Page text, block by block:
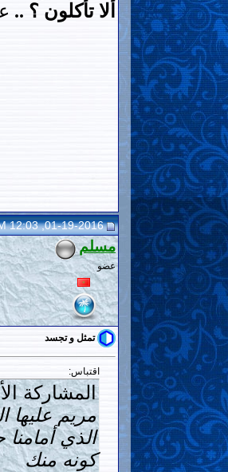
ألا تأكلون ؟ ..
01-19-2016, 12:03 AM
مسلم
عضو
تمثل و تجسد
اقتباس:
المشاركة
مريم عليها
الذي
كونه منك